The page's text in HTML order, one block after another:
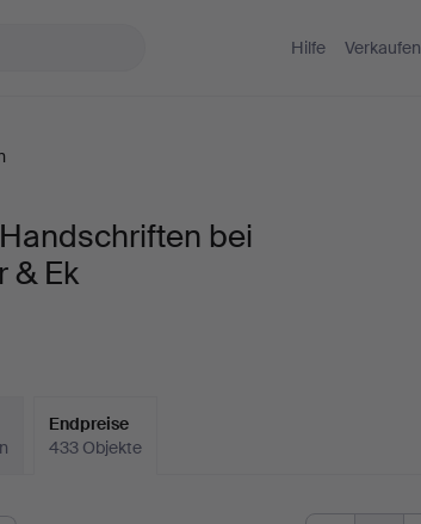
Hilfe Verkaufen
bei
& Ek
Endpreise
433 Objekte